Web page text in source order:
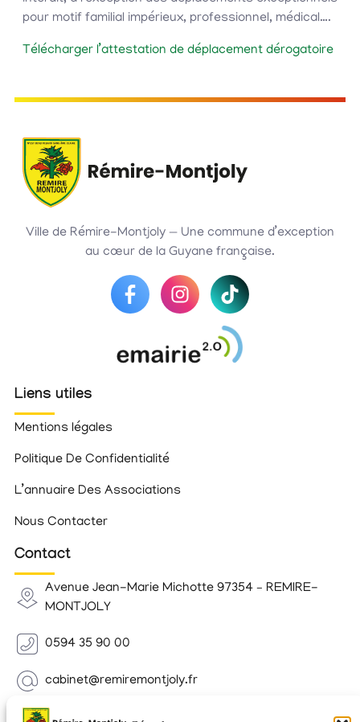
pour motif familial impérieux, professionnel, médical….
Télécharger l’attestation de déplacement dérogatoire
Ville de Rémire-Montjoly — Une commune d’exception
au cœur de la Guyane française.
Liens utiles
Mentions légales
Politique De Confidentialité
L’annuaire Des Associations
Nous Contacter
Contact
Avenue Jean-Marie Michotte 97354 – REMIRE-
MONTJOLY
0594 35 90 00
cabinet@remiremontjoly.fr
Newsletter